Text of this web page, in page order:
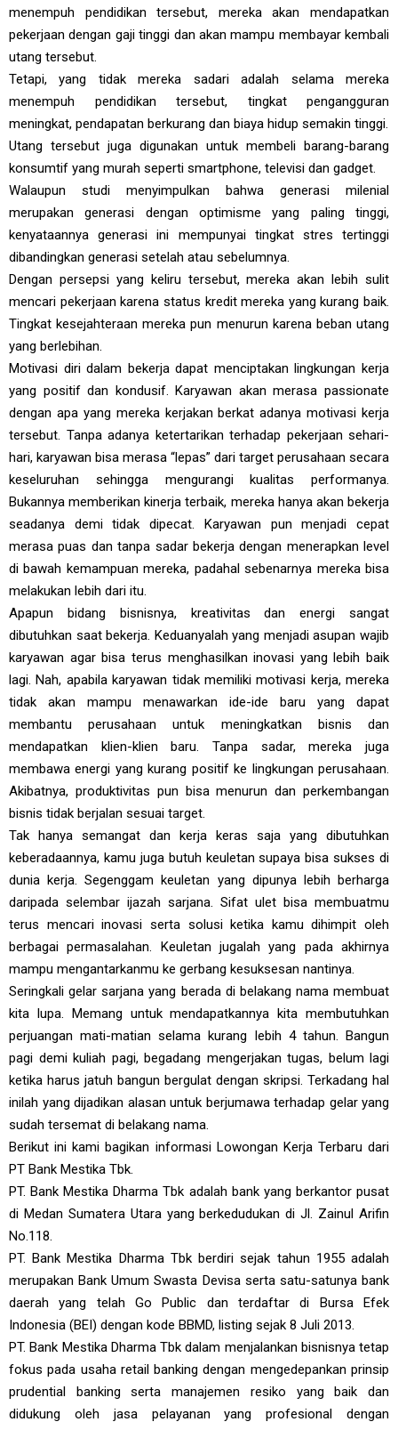
menempuh pendidikan tersebut, mereka akan mendapatkan
pekerjaan dengan gaji tinggi dan akan mampu membayar kembali
utang tersebut.
Tetapi, yang tidak mereka sadari adalah selama mereka
menempuh pendidikan tersebut, tingkat pengangguran
meningkat, pendapatan berkurang dan biaya hidup semakin tinggi.
Utang tersebut juga digunakan untuk membeli barang-barang
konsumtif yang murah seperti smartphone, televisi dan gadget.
Walaupun studi menyimpulkan bahwa generasi milenial
merupakan generasi dengan optimisme yang paling tinggi,
kenyataannya generasi ini mempunyai tingkat stres tertinggi
dibandingkan generasi setelah atau sebelumnya.
Dengan persepsi yang keliru tersebut, mereka akan lebih sulit
mencari pekerjaan karena status kredit mereka yang kurang baik.
Tingkat kesejahteraan mereka pun menurun karena beban utang
yang berlebihan.
Motivasi diri dalam bekerja dapat menciptakan lingkungan kerja
yang positif dan kondusif. Karyawan akan merasa passionate
dengan apa yang mereka kerjakan berkat adanya motivasi kerja
tersebut. Tanpa adanya ketertarikan terhadap pekerjaan sehari-
hari, karyawan bisa merasa “lepas” dari target perusahaan secara
keseluruhan sehingga mengurangi kualitas performanya.
Bukannya memberikan kinerja terbaik, mereka hanya akan bekerja
seadanya demi tidak dipecat. Karyawan pun menjadi cepat
merasa puas dan tanpa sadar bekerja dengan menerapkan level
di bawah kemampuan mereka, padahal sebenarnya mereka bisa
melakukan lebih dari itu.
Apapun bidang bisnisnya, kreativitas dan energi sangat
dibutuhkan saat bekerja. Keduanyalah yang menjadi asupan wajib
karyawan agar bisa terus menghasilkan inovasi yang lebih baik
lagi. Nah, apabila karyawan tidak memiliki motivasi kerja, mereka
tidak akan mampu menawarkan ide-ide baru yang dapat
membantu perusahaan untuk meningkatkan bisnis dan
mendapatkan klien-klien baru. Tanpa sadar, mereka juga
membawa energi yang kurang positif ke lingkungan perusahaan.
Akibatnya, produktivitas pun bisa menurun dan perkembangan
bisnis tidak berjalan sesuai target.
Tak hanya semangat dan kerja keras saja yang dibutuhkan
keberadaannya, kamu juga butuh keuletan supaya bisa sukses di
dunia kerja. Segenggam keuletan yang dipunya lebih berharga
daripada selembar ijazah sarjana. Sifat ulet bisa membuatmu
terus mencari inovasi serta solusi ketika kamu dihimpit oleh
berbagai permasalahan. Keuletan jugalah yang pada akhirnya
mampu mengantarkanmu ke gerbang kesuksesan nantinya.
Seringkali gelar sarjana yang berada di belakang nama membuat
kita lupa. Memang untuk mendapatkannya kita membutuhkan
perjuangan mati-matian selama kurang lebih 4 tahun. Bangun
pagi demi kuliah pagi, begadang mengerjakan tugas, belum lagi
ketika harus jatuh bangun bergulat dengan skripsi. Terkadang hal
inilah yang dijadikan alasan untuk berjumawa terhadap gelar yang
sudah tersemat di belakang nama.
Berikut ini kami bagikan informasi Lowongan Kerja Terbaru dari
PT Bank Mestika Tbk.
PT. Bank Mestika Dharma Tbk adalah bank yang berkantor pusat
di Medan Sumatera Utara yang berkedudukan di Jl. Zainul Arifin
No.118.
PT. Bank Mestika Dharma Tbk berdiri sejak tahun 1955 adalah
merupakan Bank Umum Swasta Devisa serta satu-satunya bank
daerah yang telah Go Public dan terdaftar di Bursa Efek
Indonesia (BEI) dengan kode BBMD, listing sejak 8 Juli 2013.
PT. Bank Mestika Dharma Tbk dalam menjalankan bisnisnya tetap
fokus pada usaha retail banking dengan mengedepankan prinsip
prudential banking serta manajemen resiko yang baik dan
didukung oleh jasa pelayanan yang profesional dengan